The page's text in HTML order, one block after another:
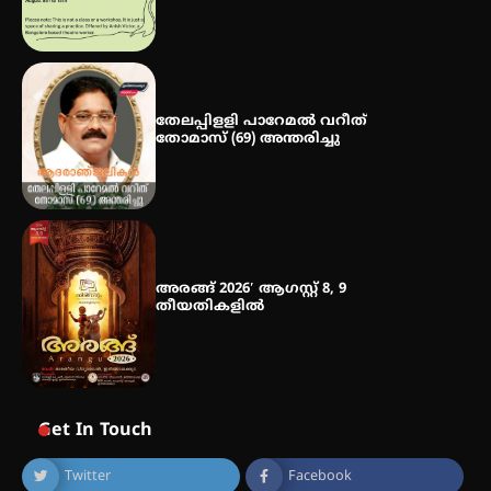
തേലപ്പിളളി പാറേമൽ വറീത്
തോമാസ് (69) അന്തരിച്ചു
അരങ്ങ് 2026′ ആഗസ്റ്റ് 8, 9
തീയതികളിൽ
Get In Touch
Twitter Facebook